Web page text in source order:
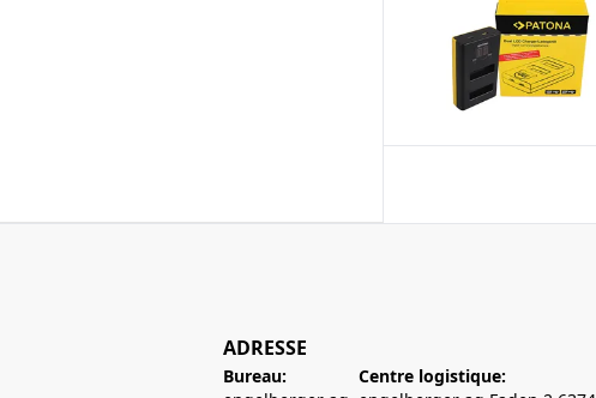
ADRESSE
Bureau:
Centre logistique: